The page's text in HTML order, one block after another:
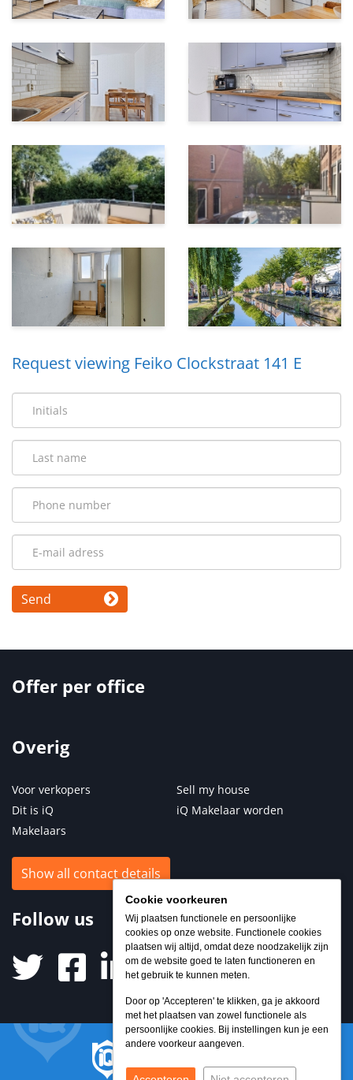
Cookie voorkeuren
Wij plaatsen functionele en persoonlijke
cookies op onze website. Functionele cookies
plaatsen wij altijd, omdat deze noodzakelijk zijn
om de website goed te laten functioneren en
het gebruik te kunnen meten.
Door op 'Accepteren' te klikken, ga je akkoord
met het plaatsen van zowel functionele als
persoonlijke cookies. Bij instellingen kun je een
andere voorkeur aangeven.
Request viewing Feiko Clockstraat 141 E
Send
Offer per office
Overig
Voor verkopers
Dit is iQ
Makelaars
Sell my house
iQ Makelaar worden
Show all contact details
Follow us